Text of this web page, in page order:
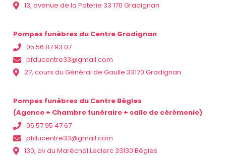
13, avenue de la Poterie 33 170 Gradignan
Pompes funèbres du Centre Gradignan
05 56 87 93 07
pfducentre33@gmail.com
27, cours du Général de Gaulle 33170 Gradignan
Pompes funèbres du Centre Bègles
(Agence + Chambre funéraire + salle de cérémonie)
05 57 95 47 67
pfducentre33@gmail.com
130, av du Maréchal Leclerc 33130 Bègles